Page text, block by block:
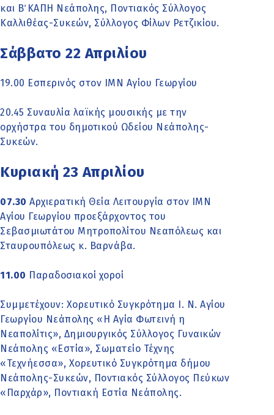
και Β΄ ΚΑΠΗ Νεάπολης, Ποντιακός Σύλλογος
Καλλιθέας-Συκεών, Σύλλογος Φίλων Ρετζικίου.
Σάββατο 22 Απριλίου
19.00 Εσπερινός στον ΙΜΝ Αγίου Γεωργίου
20.45 Συναυλία λαϊκής μουσικής με την
ορχήστρα του δημοτικού Ωδείου Νεάπολης-
Συκεών.
Κυριακή 23 Απριλίου
07.30 Αρχιερατική Θεία Λειτουργία στον ΙΜΝ
Αγίου Γεωργίου προεξάρχοντος του
Σεβασμιωτάτου Μητροπολίτου Νεαπόλεως και
Σταυρουπόλεως κ. Βαρνάβα.
11.00 Παραδοσιακοί χοροί
Συµµετέχουν: Χορευτικό Συγκρότημα Ι. Ν. Αγίου
Γεωργίου Νεάπολης «Η Αγία Φωτεινή η
Νεαπολίτις», Δημιουργικός Σύλλογος Γυναικών
Νεάπολης «Εστία», Σωματείο Τέχνης
«Τεχνήεσσα», Χορευτικό Συγκρότημα δήμου
Νεάπολης-Συκεών, Ποντιακός Σύλλογος Πεύκων
«Παρχάρ», Ποντιακή Εστία Νεάπολης.